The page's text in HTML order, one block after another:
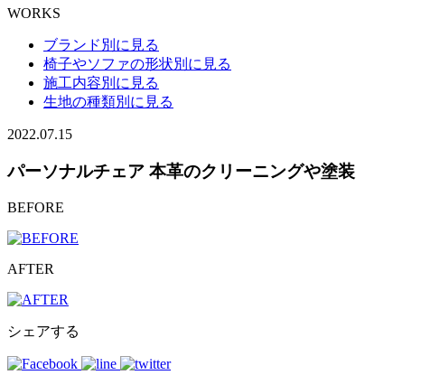
WORKS
ブランド別に見る
椅子やソファの形状別に見る
施工内容別に見る
生地の種類別に見る
2022.07.15
パーソナルチェア 本革のクリーニングや塗装
BEFORE
AFTER
シェアする